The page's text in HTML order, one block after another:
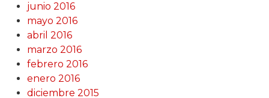
junio 2016
mayo 2016
abril 2016
marzo 2016
febrero 2016
enero 2016
diciembre 2015